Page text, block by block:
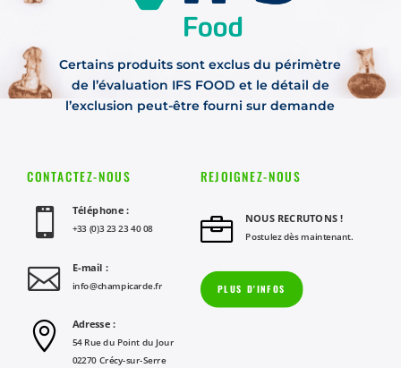
Certains produits sont exclus du périmètre
de l’évaluation IFS FOOD et le détail de
l’exclusion peut-être fourni sur demande
CONTACTEZ-NOUS
 Téléphone :
+33 (0)3 23 23 40 08
 E-mail :
info@champicarde.fr
 Adresse :
54 Rue du Point du Jour
02270 Crécy-sur-Serre
REJOIGNEZ-NOUS
 NOUS RECRUTONS !
Postulez dès maintenant.
PLUS D'INFOS